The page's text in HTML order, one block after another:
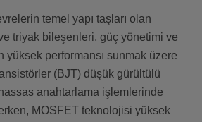
temel yapı taşları olan
triyak bileşenleri, güç yönetimi ve
yüksek performansı sunmak üzere
(BJT) düşük gürültülü
anahtarlama işlemlerinde
MOSFET teknolojisi yüksek